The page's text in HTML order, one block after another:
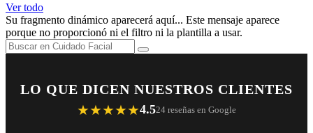
Ver todo
Su fragmento dinámico aparecerá aquí... Este mensaje aparece
porque no proporcionó ni el filtro ni la plantilla a usar.
LO QUE DICEN NUESTROS CLIENTES
★★★★★4.524 reseñas en Google